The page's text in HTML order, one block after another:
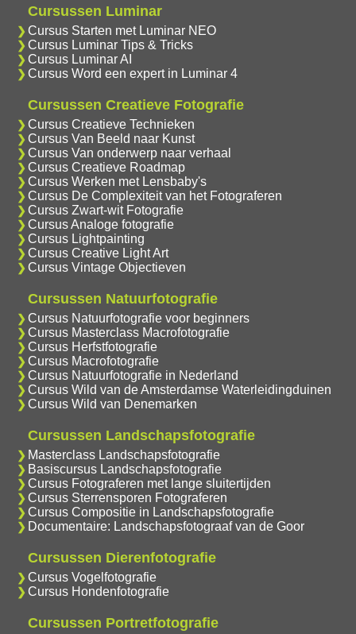
Cursussen Luminar
Cursus Starten met Luminar NEO
Cursus Luminar Tips & Tricks
Cursus Luminar AI
Cursus Word een expert in Luminar 4
Cursussen Creatieve Fotografie
Cursus Creatieve Technieken
Cursus Van Beeld naar Kunst
Cursus Van onderwerp naar verhaal
Cursus Creatieve Roadmap
Cursus Werken met Lensbaby's
Cursus De Complexiteit van het Fotograferen
Cursus Zwart-wit Fotografie
Cursus Analoge fotografie
Cursus Lightpainting
Cursus Creative Light Art
Cursus Vintage Objectieven
Cursussen Natuurfotografie
Cursus Natuurfotografie voor beginners
Cursus Masterclass Macrofotografie
Cursus Herfstfotografie
Cursus Macrofotografie
Cursus Natuurfotografie in Nederland
Cursus Wild van de Amsterdamse Waterleidingduinen
Cursus Wild van Denemarken
Cursussen Landschapsfotografie
Masterclass Landschapsfotografie
Basiscursus Landschapsfotografie
Cursus Fotograferen met lange sluitertijden
Cursus Sterrensporen Fotograferen
Cursus Compositie in Landschapsfotografie
Documentaire: Landschapsfotograaf van de Goor
Cursussen Dierenfotografie
Cursus Vogelfotografie
Cursus Hondenfotografie
Cursussen Portretfotografie